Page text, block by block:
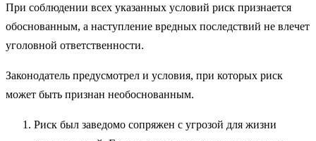
При соблюдении всех указанных условий риск признается
обоснованным, а наступление вредных последствий не влечет
уголовной ответственности.
Законодатель предусмотрел и условия, при которых риск
может быть признан необоснованным.
Риск был заведомо сопряжен с угрозой для жизни